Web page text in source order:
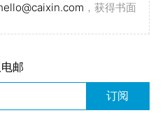
，获得书面
邮
订阅